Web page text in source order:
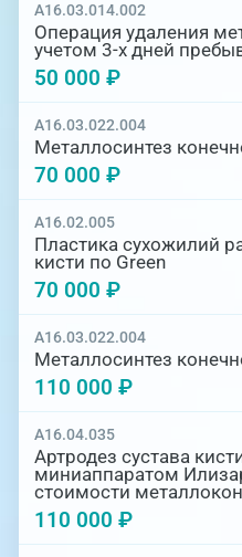
A16.03.014.002
Операция удаления
учетом 3-х дней
50 000 ₽
A16.03.022.004
Металлосинтез
70 000 ₽
A16.02.005
Пластика сухожилий
кисти по Green
70 000 ₽
A16.03.022.004
Металлосинтез
110 000 ₽
A16.04.035
Артродез сустава
миниаппаратом
стоимости
110 000 ₽